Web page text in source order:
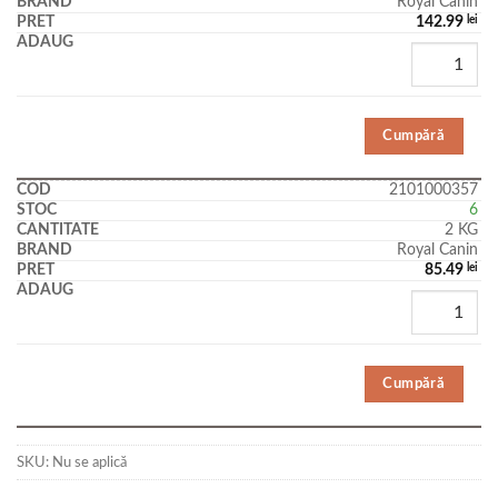
142.99 lei
Cumpără
2101000357
6
2 KG
Royal Canin
85.49 lei
Cumpără
SKU: Nu se aplică